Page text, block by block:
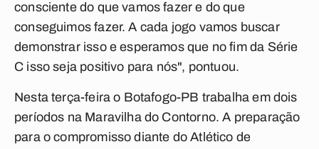
consciente do que vamos fazer e do que
conseguimos fazer. A cada jogo vamos buscar
demonstrar isso e esperamos que no fim da Série
C isso seja positivo para nós", pontuou.
Nesta terça-feira o Botafogo-PB trabalha em dois
períodos na Maravilha do Contorno. A preparação
para o compromisso diante do Atlético de